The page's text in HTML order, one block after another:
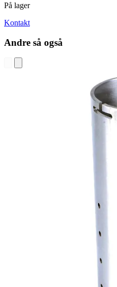
På lager
Kontakt
Andre så også